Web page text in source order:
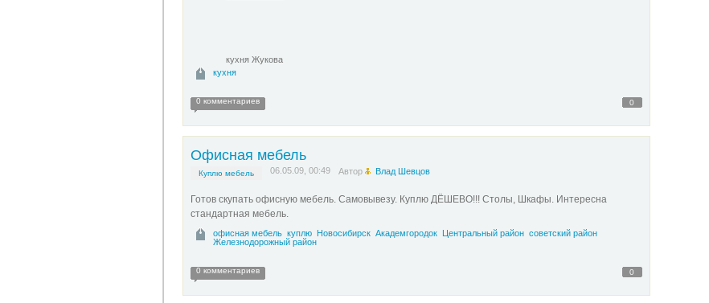
кухня Жукова
кухня
0
0 комментариев
Офисная мебель
Куплю мебель 06.05.09, 00:49 Автор Влад Шевцов
Готов скупать офисную мебель. Самовывезу. Куплю ДЁШЕВО!!! Столы, Шкафы. Интересна
стандартная мебель.
офисная мебель куплю Новосибирск Академгородок Центральный район советский район
Железнодорожный район
0
0 комментариев